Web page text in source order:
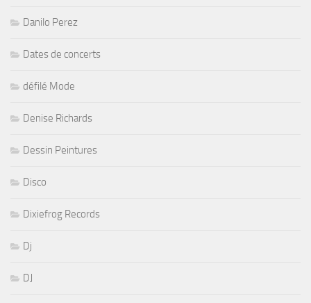
Danilo Perez
Dates de concerts
défilé Mode
Denise Richards
Dessin Peintures
Disco
Dixiefrog Records
Dj
DJ